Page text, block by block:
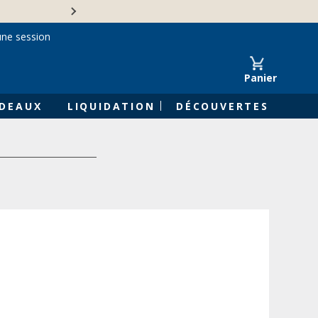
Panier
LIQUIDATION DÉCOUVERTES
session